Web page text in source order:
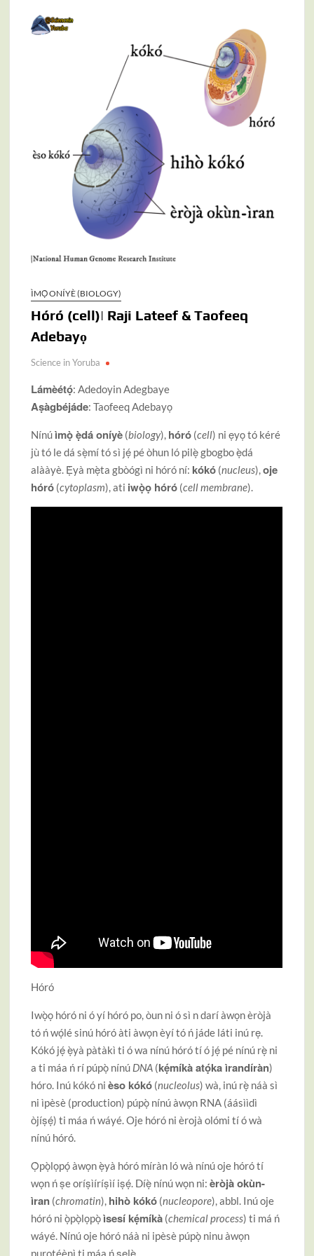
Ẹ̀kọ́ Ẹ̀dá-oníyè (Biology)| Raji Lateef
The New Adeniyan-Adebayo Yoruba Numbering System|
Àtẹ Èròjà Aláìlábùlà| Yoruba Periodic Table of the
Apata yiyọ (lava) ni Grindavik, Iceland
Njẹ Ọlọhun wa nibamu pẹlu imọ ijinlẹ sayẹnsi?(Does God
exist according to science?)
Ki ni ki a pe Mars, Jupiter, ati awọn aye yokun ni Yoruba?
Idankanwo: mọnamọna alaisunra (Experiment: static
Nibo ni mọnamọna ati ara ti n wa?
Ilẹ lanu ni orilẹ-ede Iceland: Ilẹ riri 1700 sẹlẹ laarin wakati
Mọnamọna alaisunra (Static electricity)
ÌMỌ̀ ONÍYÈ (BIOLOGY)
Hóró (cell)| Raji Lateef & Taofeeq
Adebayọ
Science in Yoruba
Lámèétọ́: Adedoyin Adegbaye
Aṣàgbéjáde: Taofeeq Adebayọ
Nínúìmọ̀ ẹ̀dá oníyè (biology), hóró (cell) ni ẹyọ tó kéré
jù tó le dá sẹ̀mí tó sì jẹ́ pé òhun ló pilẹ̀ gbogbo ẹ̀dá
alààyè. Ẹ̀yà mẹ̀ta gbòógì ni hóró ní: kókó (nucleus),oje
hóró (cytoplasm), ati iwọ̀ọ hóró (cell membrane).
Hóró
Iwọ̀ọ hóró ni ó yí hóró po, òun ni ó sì n darí àwọn èròjà
tó ń wọ́lé sinú hóró àti àwọn èyí tó ń jáde láti inú rẹ.
Kókó jẹ́ ẹ̀yà pàtàkì ti ó wa nínú hóró tí ó jẹ́ pé nínú rẹ̀ ni
a ti máa ń rí púpọ̀ nínú DNA (kẹ́míkà atọ́ka ìrandíràn)
hóro. Inú kókó nièso kókó (nucleolus) wà, inú rẹ̀ náà sì
ni ìpèsè (production) púpọ̀ nínú àwọn RNA (áásììdì
òjíṣẹ́) ti máa ń wáyé. Oje hóró ni èrojà olómi tí ó wà
nínú hóró.
Ọ̀pọ̀lọpọ́ àwọn ẹ̀yà hóró míràn ló wà nínú oje hóró tí
wọn ń ṣe oríṣìíríṣìí iṣẹ́. Díẹ̀ nínú wọn ni:èròjà okùn-
ìran (chromatin), hihò kókó (nucleopore), abbl. Inú oje
hóró ni ọ̀pọ̀lọpọ̀ìsesí kẹ́míkà (chemical process) ti má ń
wáyé. Nínú oje hóró náà ni ipèsè púpọ̀ ninu àwọn
purotéènì ti máa ń ṣẹlẹ̀.